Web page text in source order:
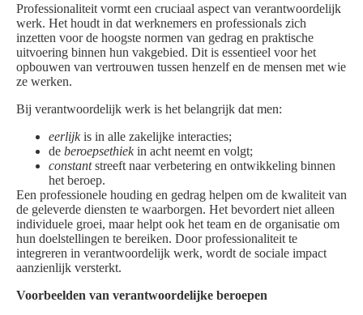
Professionaliteit vormt een cruciaal aspect van verantwoordelijk
werk. Het houdt in dat werknemers en professionals zich
inzetten voor de hoogste normen van gedrag en praktische
uitvoering binnen hun vakgebied. Dit is essentieel voor het
opbouwen van vertrouwen tussen henzelf en de mensen met wie
ze werken.
Bij verantwoordelijk werk is het belangrijk dat men:
eerlijkis in alle zakelijke interacties;
de beroepsethiekin acht neemt en volgt;
constantstreeft naar verbetering en ontwikkeling binnen
het beroep.
Een professionele houding en gedrag helpen om de kwaliteit van
de geleverde diensten te waarborgen. Het bevordert niet alleen
individuele groei, maar helpt ook het team en de organisatie om
hun doelstellingen te bereiken. Door professionaliteit te
integreren in verantwoordelijk werk, wordt de sociale impact
aanzienlijk versterkt.
Voorbeelden van verantwoordelijke beroepen